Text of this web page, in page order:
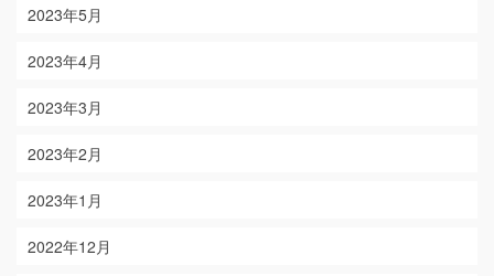
2023年5月
2023年4月
2023年3月
2023年2月
2023年1月
2022年12月